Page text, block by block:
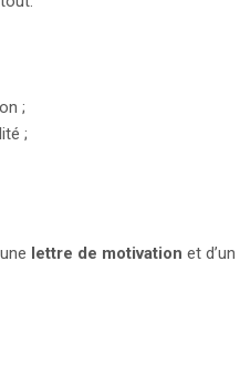
;
;
lettre de motivationet d’un